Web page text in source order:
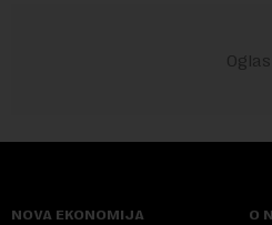
NOVA EKONOMIJA O